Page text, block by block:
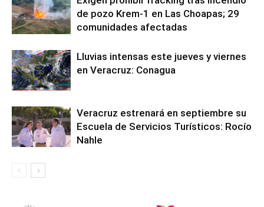
de pozo Krem-1 en Las Choapas; 29
comunidades afectadas
Lluvias intensas este jueves y viernes
en Veracruz: Conagua
Veracruz estrenará en septiembre su
Escuela de Servicios Turísticos: Rocío
Nahle